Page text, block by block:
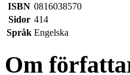
ISBN 0816038570
Sidor 414
Språk Engelska
Om